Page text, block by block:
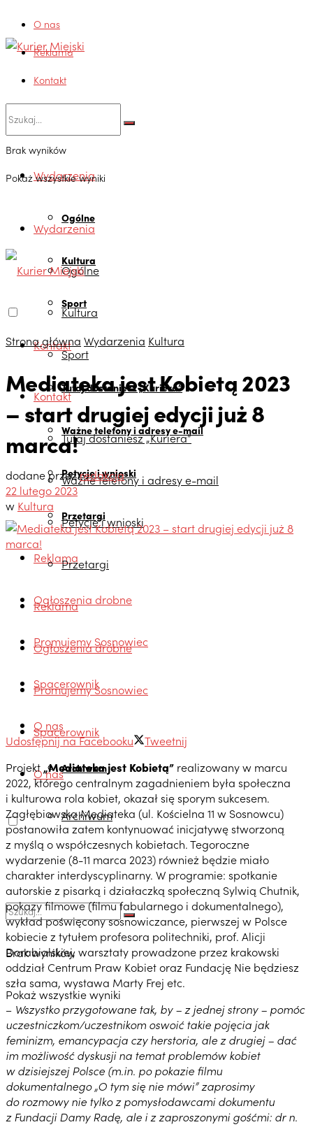
O nas
Reklama
Kontakt
Brak wyników
Pokaż wszystkie wyniki
Wydarzenia
Ogólne
Kultura
Sport
Kontakt
Tutaj dostaniesz „Kuriera”
Ważne telefony i adresy e-mail
Petycje i wnioski
Przetargi
Reklama
Ogłoszenia drobne
Promujemy Sosnowiec
Spacerownik
O nas
Archiwum
Wydarzenia
Ogólne
Kultura
Sport
Kontakt
Tutaj dostaniesz „Kuriera”
Ważne telefony i adresy e-mail
Petycje i wnioski
Przetargi
Reklama
Ogłoszenia drobne
Promujemy Sosnowiec
Spacerownik
O nas
Archiwum
Brak wyników
Pokaż wszystkie wyniki
Strona główna Wydarzenia Kultura
Mediateka jest Kobietą 2023
– start drugiej edycji już 8
marca!
dodane przezredakcja
22 lutego 2023
w Kultura
Udostępnij na Facebooku
Tweetnij
Projekt „Mediateka jest Kobietą” realizowany w marcu
2022, którego centralnym zagadnieniem była społeczna
i kulturowa rola kobiet, okazał się sporym sukcesem.
Zagłębiowska Mediateka (ul. Kościelna 11 w Sosnowcu)
postanowiła zatem kontynuować inicjatywę stworzoną
z myślą o współczesnych kobietach. Tegoroczne
wydarzenie (8-11 marca 2023) również będzie miało
charakter interdyscyplinarny. W programie: spotkanie
autorskie z pisarką i działaczką społeczną Sylwią Chutnik,
pokazy filmowe (filmu fabularnego i dokumentalnego),
wykład poświęcony sosnowiczance, pierwszej w Polsce
kobiecie z tytułem profesora politechniki, prof. Alicji
Dorabialskiej, warsztaty prowadzone przez krakowski
oddział Centrum Praw Kobiet oraz Fundację Nie będziesz
szła sama, wystawa Marty Frej etc.
– Wszystko przygotowane tak, by – z jednej strony – pomóc
uczestniczkom/uczestnikom oswoić takie pojęcia jak
feminizm, emancypacja czy herstoria, ale z drugiej – dać
im możliwość dyskusji na temat problemów kobiet
w dzisiejszej Polsce (m.in. po pokazie filmu
dokumentalnego „O tym się nie mówi” zaprosimy
do rozmowy nie tylko z pomysłodawcami dokumentu
z Fundacji Damy Radę, ale i z zaproszonymi gośćmi: dr n.